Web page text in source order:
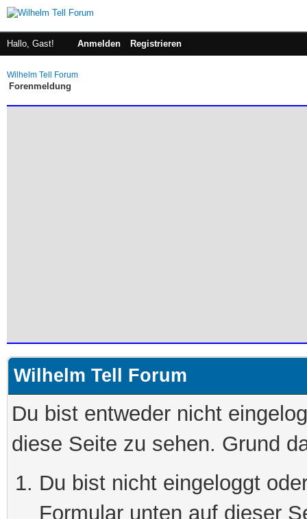
Hallo, Gast! Anmelden Registrieren
Wilhelm Tell Forum
Forenmeldung
Wilhelm Tell Forum
Du bist entweder nicht
diese Seite zu sehen. Grund
Du bist nicht eingeloggt
Formular unten auf dieser